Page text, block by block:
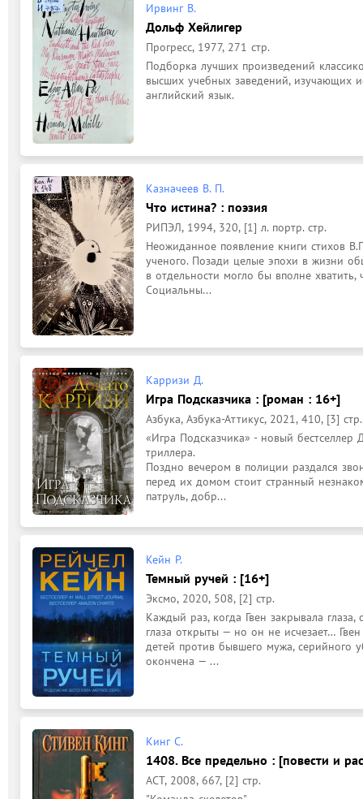
Ирвинг В.
Дольф Хейлигер
Прогресс, 1977, 271 стр.
Подборка лучших произведений
высших учебных заведений, изучающих
Казначеев В. П.
Что истина? : поэзия
РИПЭЛ, 1994, 320, [1] л. портр. стр.
Неожиданное появление книги стихов
ученого. Позади целые эпохи в жизни
в отдельности могло бы вполне
Социальны...
Карризи Д.
Игра Подсказчика : [роман : 16+]
Азбука, Азбука-Аттикус, 2021, 410, [3] стр.
«Игра Подсказчика» - новый бестселлер
триллера.
Поздно вечером в полиции раздался
перед их домом стоит странный
патруль, добр...
Кейн Р.
Темный ручей : [16+]
Эксмо, 2020, 508, [2] стр.
﻿Каждый раз, когда Гвен закрывала
глаза открыты — но он не исчезает…
детей против бывшего мужа,
окончена — ...
Кинг С.
1408. Все предельно : [повести и
АСТ, 2008, 667, [2] стр.